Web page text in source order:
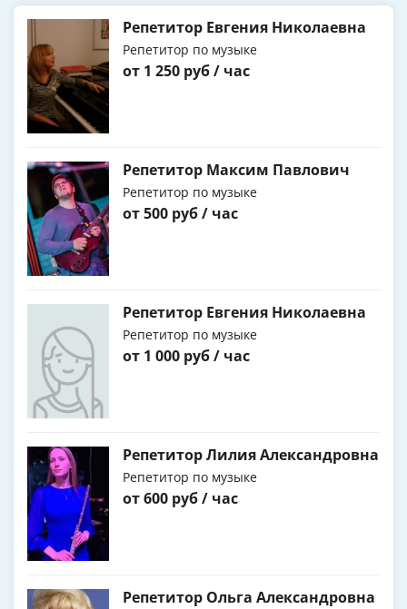
Репетитор Евгения Николаевна
Репетитор по музыке
от 1 250 руб / час
Репетитор Максим Павлович
Репетитор по музыке
от 500 руб / час
Репетитор Евгения Николаевна
Репетитор по музыке
от 1 000 руб / час
Репетитор Лилия Александровна
Репетитор по музыке
от 600 руб / час
Репетитор Ольга Александровна